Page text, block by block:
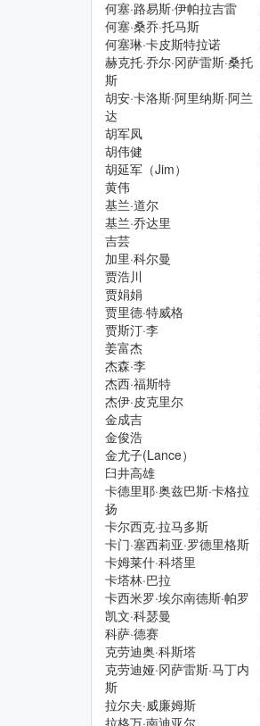
何塞·路易斯·伊帕拉吉雷
何塞·桑乔·托马斯
何塞琳·卡皮斯特拉诺
赫克托·乔尔·冈萨雷斯·桑托
斯
胡安·卡洛斯·阿里纳斯·阿兰
达
胡军凤
胡伟健
胡延军（Jim）
黄伟
基兰·道尔
基兰·乔达里
吉芸
加里·科尔曼
贾浩川
贾娟娟
贾里德·特威格
贾斯汀·李
姜富杰
杰森·李
杰西·福斯特
杰伊·皮克里尔
金成吉
金俊浩
金尤子(Lance）
臼井高雄
卡德里耶·奥兹巴斯·卡格拉
扬
卡尔西克·拉马多斯
卡门·塞西莉亚·罗德里格斯
卡姆莱什·科塔里
卡塔林·巴拉
卡西米罗·埃尔南德斯·帕罗
凯文·科瑟曼
科萨·德赛
克劳迪奥·科斯塔
克劳迪娅·冈萨雷斯·马丁内
斯
拉尔夫·威廉姆斯